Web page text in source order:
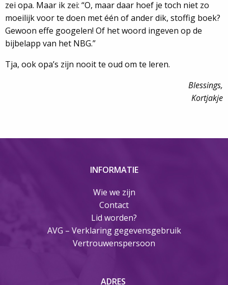
zei opa. Maar ik zei: “O, maar daar hoef je toch niet zo
moeilijk voor te doen met één of ander dik, stoffig boek?
Gewoon effe googelen! Of het woord ingeven op de
bijbelapp van het NBG.”
Tja, ook opa’s zijn nooit te oud om te leren.
Blessings,
Kortjakje
INFORMATIE
Wie we zijn
Contact
Lid worden?
AVG – Verklaring gegevensgebruik
Vertrouwenspersoon
ADRES